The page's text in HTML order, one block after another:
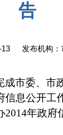
告
13 发布机构：
市委、市
息公开工
年政府